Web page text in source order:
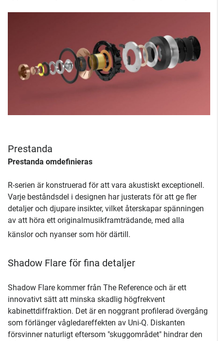
Prestanda
Prestanda omdefinieras
R-serien är konstruerad för att vara akustiskt exceptionell.
Varje beståndsdel i designen har justerats för att ge fler
detaljer och djupare insikter, vilket återskapar spänningen
av att höra ett originalmusikframträdande, med alla
känslor och nyanser som hör därtill.
Shadow Flare för fina detaljer
Shadow Flare kommer från The Reference och är ett
innovativt sätt att minska skadlig högfrekvent
kabinettdiffraktion. Det är en noggrant profilerad övergång
som förlänger vågledareffekten av Uni-Q. Diskanten
försvinner naturligt eftersom "skuggområdet" hindrar den